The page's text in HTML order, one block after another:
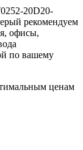
20D20-
рекомендуем
офисы,
по вашему
ценам